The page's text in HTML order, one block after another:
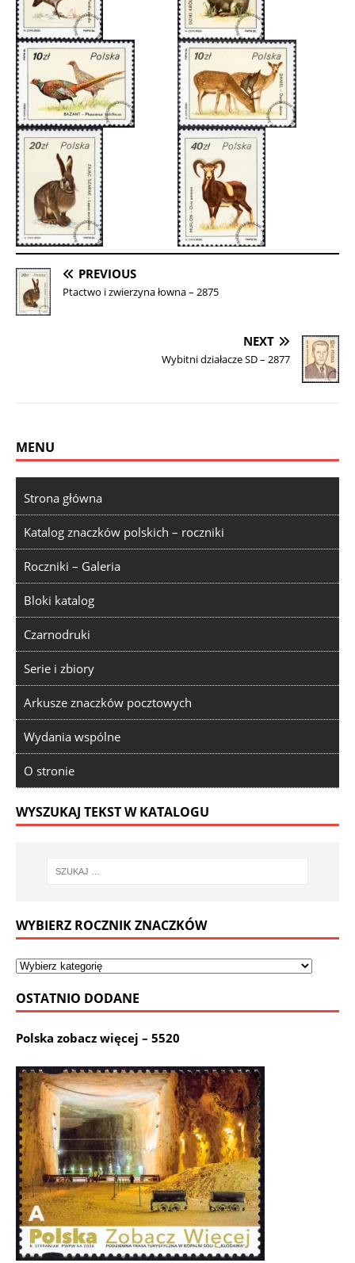
PREVIOUS
Ptactwo i zwierzyna łowna – 2875
NEXT
Wybitni działacze SD – 2877
MENU
Strona główna
Katalog znaczków polskich – roczniki
Roczniki – Galeria
Bloki katalog
Czarnodruki
Serie i zbiory
Arkusze znaczków pocztowych
Wydania wspólne
O stronie
WYSZUKAJ TEKST W KATALOGU
WYBIERZ ROCZNIK ZNACZKÓW
OSTATNIO DODANE
Polska zobacz więcej – 5520